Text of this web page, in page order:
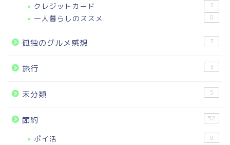
クレジットカード 2
一人暮らしのススメ 8
孤独のグルメ感想 3
旅行 3
未分類 5
節約 52
ポイ活 9